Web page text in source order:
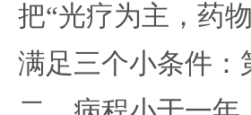
把“光疗为主，药
满足三个小条件：